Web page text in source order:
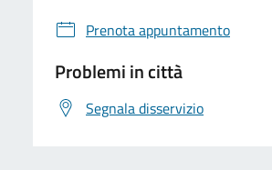
Prenota appuntamento
Problemi in città
Segnala disservizio